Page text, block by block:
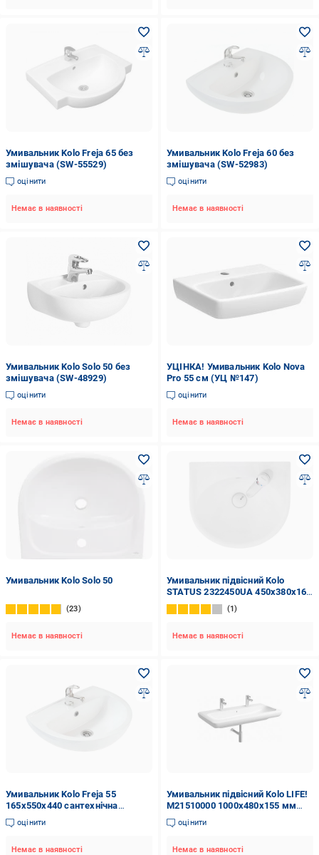
Умивальник Kolo Freja 65 без
змішувача (SW-55529)
оцінити
Немає в наявності
Умивальник Kolo Freja 60 без
змішувача (SW-52983)
оцінити
Немає в наявності
Умивальник Kolo Solo 50 без
змішувача (SW-48929)
оцінити
Немає в наявності
УЦІНКА! Умивальник Kolo Nova
Pro 55 см (УЦ №147)
оцінити
Немає в наявності
Умивальник Kolo Solo 50
23
Немає в наявності
Умивальник підвісний Kolo
STATUS 2322450UA 450x380x165
мм Білий (99122)
1
Немає в наявності
Умивальник Kolo Freja 55
165х550х440 сантехнічна
порцеляна Білий (SW-55747)
оцінити
Немає в наявності
Умивальник підвісний Kolo LIFE!
M21510000 1000x480x155 мм
Білий (71400)
оцінити
Немає в наявності